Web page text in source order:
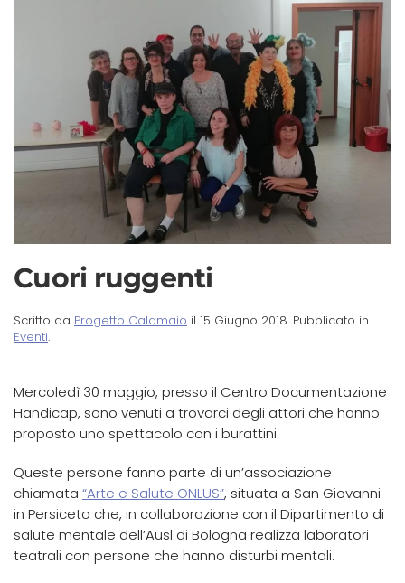
Cuori ruggenti
Scritto da Progetto Calamaio il 15 Giugno 2018. Pubblicato in
Eventi.
Mercoledì 30 maggio, presso il Centro Documentazione
Handicap, sono venuti a trovarci degli attori che hanno
proposto uno spettacolo con i burattini.
Queste persone fanno parte di un’associazione
chiamata “Arte e Salute ONLUS”, situata a San Giovanni
in Persiceto che, in collaborazione con il Dipartimento di
salute mentale dell’Ausl di Bologna realizza laboratori
teatrali con persone che hanno disturbi mentali.